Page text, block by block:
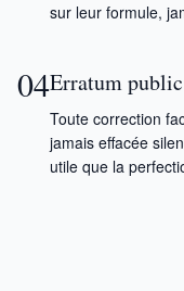
sur leur formule,
04Erratum public
Toute correction
jamais effacée
utile que la